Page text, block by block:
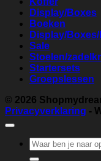
Display/Boxes
Boeken
Display/
Sale
Stoelen/
Startersets
Groepslessen
© 2026
Privacyverklaring -
Zoeken
naar: